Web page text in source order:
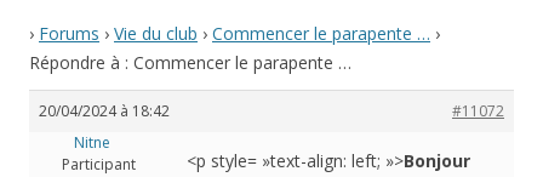
› Forums › Vie du club › Commencer le parapente … ›
Répondre à : Commencer le parapente …
20/04/2024 à 18:42
#11072
Nitne
Participant
<p style= »text-align: left; »>Bonjour